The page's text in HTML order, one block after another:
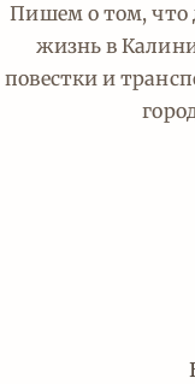
Пишем о том, что
жизнь в
повестки и